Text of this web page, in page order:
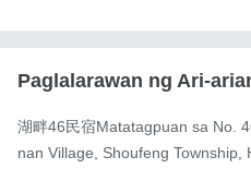
Paglalarawan ng Ari-
湖畔46民宿Matatagpuan sa No.
nan Village, Shoufeng